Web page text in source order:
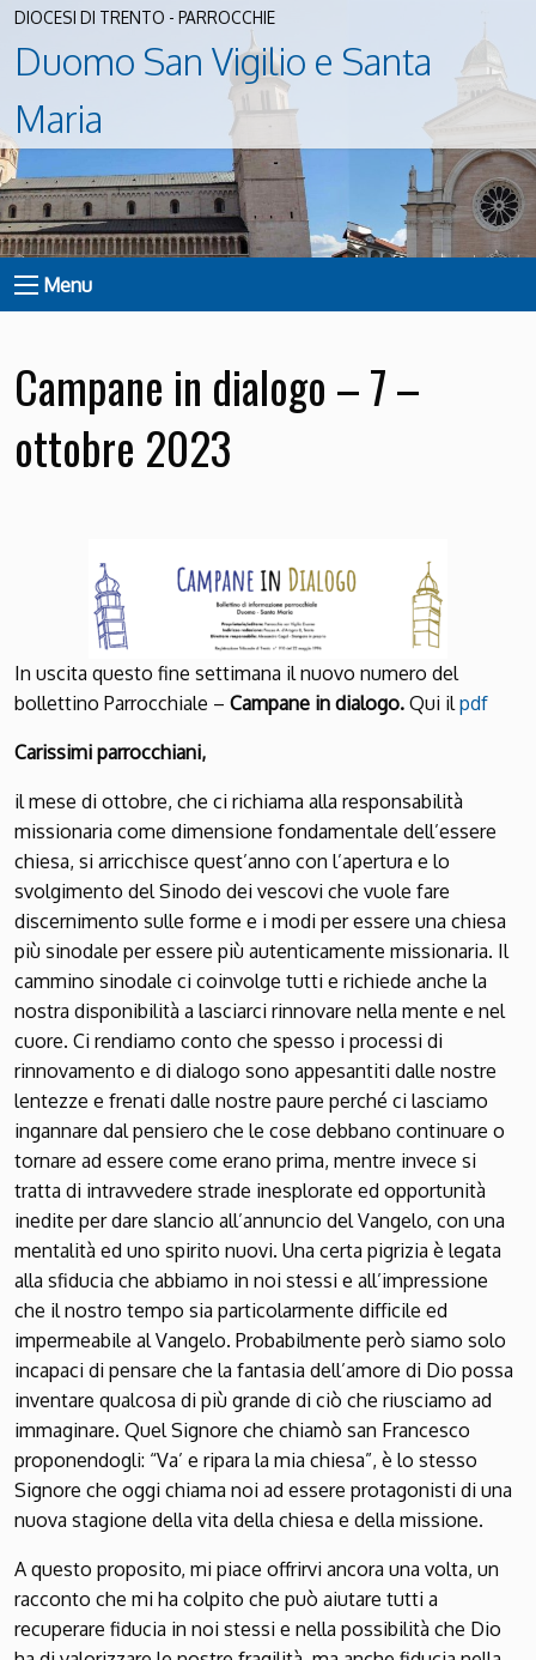
DIOCESI DI TRENTO - PARROCCHIE
Duomo San Vigilio e Santa
Maria
Menu
Campane in dialogo – 7 –
ottobre 2023
In uscita questo fine settimana il nuovo numero del
bollettino Parrocchiale – Campane in dialogo. Qui ilpdf
Carissimi parrocchiani,
il mese di ottobre, che ci richiama alla responsabilità
missionaria come dimensione fondamentale dell’essere
chiesa, si arricchisce quest’anno con l’apertura e lo
svolgimento del Sinodo dei vescovi che vuole fare
discernimento sulle forme e i modi per essere una chiesa
più sinodale per essere più autenticamente missionaria. Il
cammino sinodale ci coinvolge tutti e richiede anche la
nostra disponibilità a lasciarci rinnovare nella mente e nel
cuore. Ci rendiamo conto che spesso i processi di
rinnovamento e di dialogo sono appesantiti dalle nostre
lentezze e frenati dalle nostre paure perché ci lasciamo
ingannare dal pensiero che le cose debbano continuare o
tornare ad essere come erano prima, mentre invece si
tratta di intravvedere strade inesplorate ed opportunità
inedite per dare slancio all’annuncio del Vangelo, con una
mentalità ed uno spirito nuovi. Una certa pigrizia è legata
alla sfiducia che abbiamo in noi stessi e all’impressione
che il nostro tempo sia particolarmente difficile ed
impermeabile al Vangelo. Probabilmente però siamo solo
incapaci di pensare che la fantasia dell’amore di Dio possa
inventare qualcosa di più grande di ciò che riusciamo ad
immaginare. Quel Signore che chiamò san Francesco
proponendogli: “Va’ e ripara la mia chiesa”, è lo stesso
Signore che oggi chiama noi ad essere protagonisti di una
nuova stagione della vita della chiesa e della missione.
A questo proposito, mi piace offrirvi ancora una volta, un
racconto che mi ha colpito che può aiutare tutti a
recuperare fiducia in noi stessi e nella possibilità che Dio